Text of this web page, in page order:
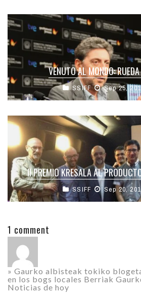
VENUTO AL MONDO:
SSIFF Sep 25,
II PREMIO KRESALA AL
SSIFF Sep 20,
1 comment
» Gaurko albisteak tokiko
en los bogs locales Berriak
Noticias de hoy